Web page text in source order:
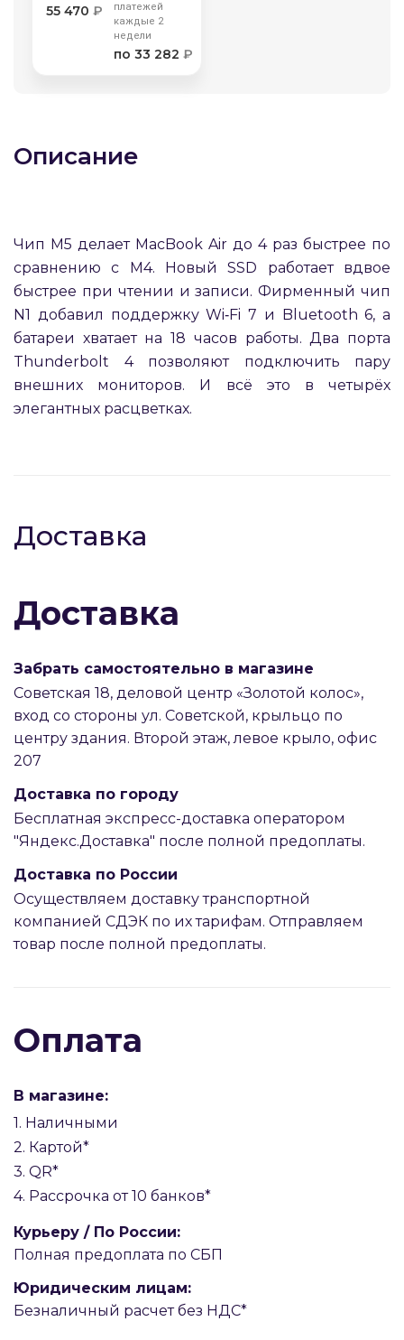
55 470 ₽
платежей
каждые 2
недели
по 33 282 ₽
Описание
Чип M5 делает MacBook Air до 4 раз быстрее по
сравнению с M4. Новый SSD работает вдвое
быстрее при чтении и записи. Фирменный чип
N1 добавил поддержку Wi‑Fi 7 и Bluetooth 6, а
батареи хватает на 18 часов работы. Два порта
Thunderbolt 4 позволяют подключить пару
внешних мониторов. И всё это в четырёх
элегантных расцветках.
Доставка
Доставка
Забрать самостоятельно в магазине
Советская 18, деловой центр «Золотой колос»,
вход со стороны ул. Советской, крыльцо по
центру здания. Второй этаж, левое крыло, офис
207
Доставка по городу
Бесплатная экспресс-доставка оператором
"Яндекс.Доставка" после полной предоплаты.
Доставка по России
Осуществляем доставку транспортной
компанией СДЭК по их тарифам. Отправляем
товар после полной предоплаты.
Оплата
В магазине:
1. Наличными
2. Картой*
3. QR*
4. Рассрочка от 10 банков*
Курьеру / По России:
Полная предоплата по СБП
Юридическим лицам:
Безналичный расчет без НДС*
раз в 2 недели